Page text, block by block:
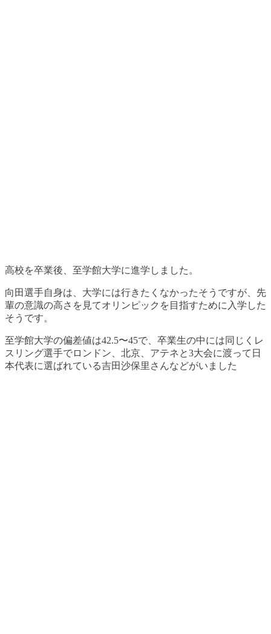
高校を卒業後、 至学館大学に進学しました 。
向田選手自身は、大学には行きたくなかったそうですが、先
輩の意識の高さを見てオリンピックを目指すために入学した
そうです。
至学館大学の偏差値は42.5〜45で、卒業生の中には同じくレ
スリング選手でロンドン、北京、アテネと3大会に渡って日
本代表に選ばれている吉田沙保里さんなどがいました